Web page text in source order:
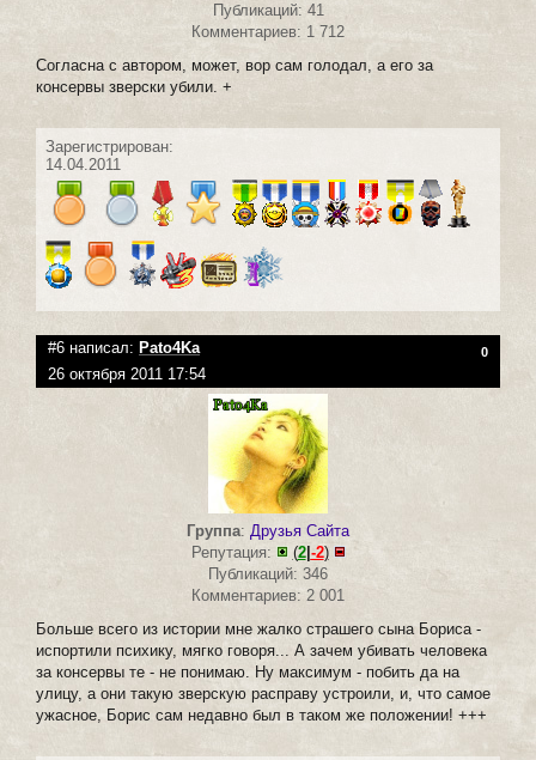
Публикаций: 41
Комментариев: 1 712
Согласна с автором, может, вор сам голодал, а его за
консервы зверски убили. +
Зарегистрирован:
14.04.2011
#6 написал: Pato4Ka 0
26 октября 2011 17:54
Группа: Друзья Сайта
Репутация:
(2| -2)
Публикаций: 346
Комментариев: 2 001
Больше всего из истории мне жалко страшего сына Бориса -
испортили психику, мягко говоря... А зачем убивать человека
за консервы те - не понимаю. Ну максимум - побить да на
улицу, а они такую зверскую расправу устроили, и, что самое
ужасное, Борис сам недавно был в таком же положении! +++